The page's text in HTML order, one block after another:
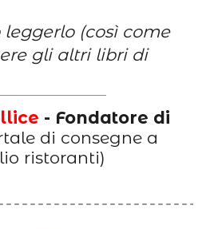
(così come
gli altri libri di
- Fondatore di
di consegne a
ristoranti)